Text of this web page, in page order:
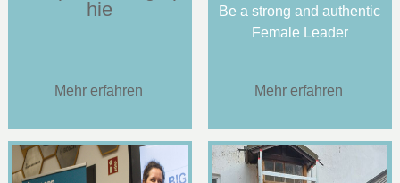
hie
Mehr erfahren
Be a strong and authentic
Female Leader
Mehr erfahren